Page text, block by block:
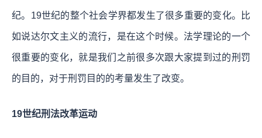
纪。19世纪的整个社会学界都发生了很多重要的变化。比
如说达尔文主义的流行，是在这个时候。法学理论的一个
很重要的变化，就是我们之前很多次跟大家提到过的刑罚
的目的，对于刑罚目的的考量发生了改变。
19世纪刑法改革运动